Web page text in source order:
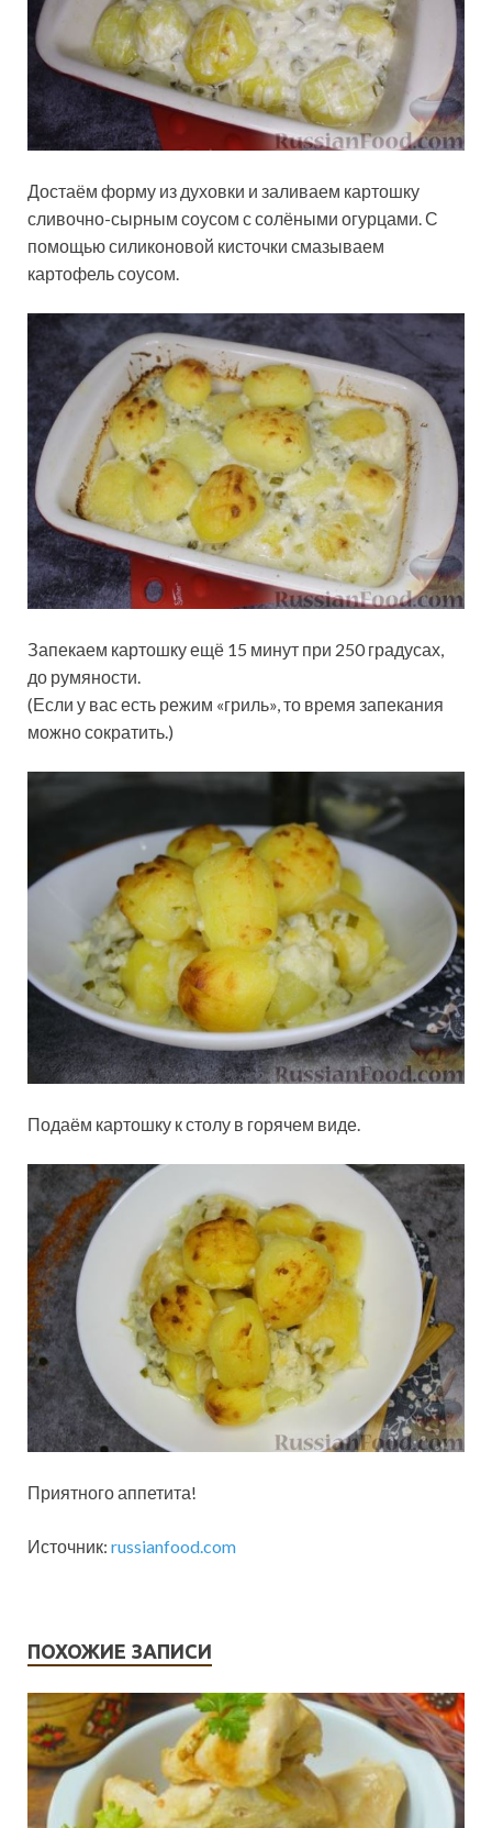
Достаём форму из духовки и заливаем картошку
сливочно-сырным соусом с солёными огурцами. С
помощью силиконовой кисточки смазываем
картофель соусом.
Запекаем картошку ещё 15 минут при 250 градусах,
до румяности.
(Если у вас есть режим «гриль», то время запекания
можно сократить.)
Подаём картошку к столу в горячем виде.
Приятного аппетита!
Источник: russianfood.com
ПОХОЖИЕ ЗАПИСИ